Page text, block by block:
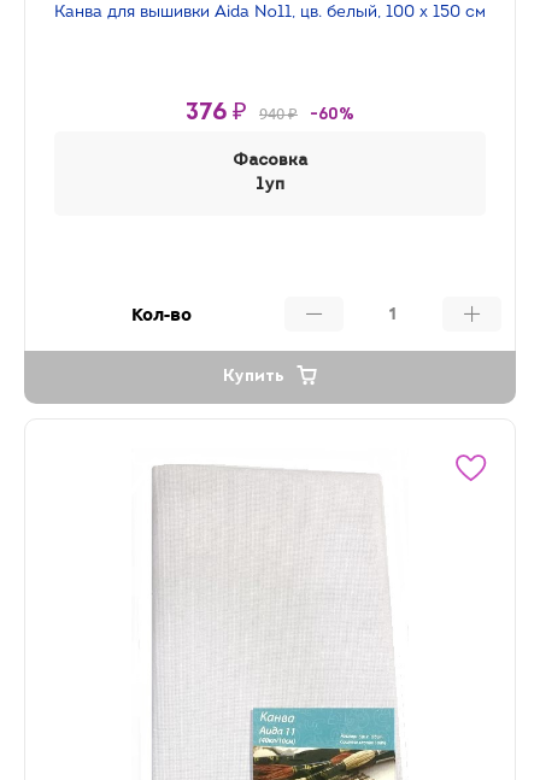
Канва для вышивки Aida №11, цв. белый, 100 х 150 см
376 ₽ 940 ₽ -60%
Фасовка
1уп
Кол-во
Купить